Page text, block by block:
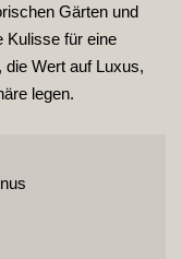
Gärten und
Kulisse für eine
Wert auf Luxus,
legen.